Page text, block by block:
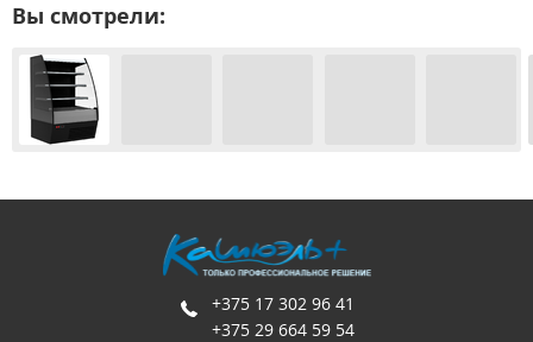
Вы смотрели:
+375 17 302 96 41
+375 29 664 59 54